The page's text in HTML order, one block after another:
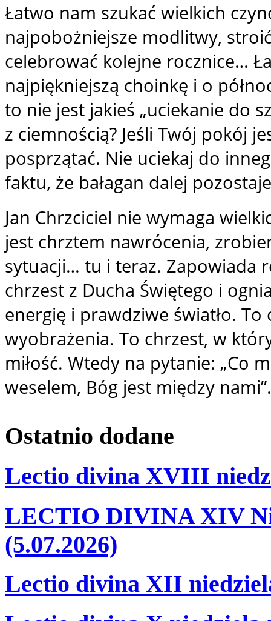
Łatwo nam szukać wielkich
najpobożniejsze modlitwy,
celebrować kolejne rocznice…
najpiękniejszą choinkę i o
to nie jest jakieś „uciekanie do
z ciemnością? Jeśli Twój pokój
posprzątać. Nie uciekaj do
faktu, że bałagan dalej
Jan Chrzciciel nie wymaga
jest chrztem nawrócenia,
sytuacji… tu i teraz. Zapowiada
chrzest z Ducha Świętego i
energię i prawdziwe światło.
wyobrażenia. To chrzest, w
miłość. Wtedy na pytanie: „Co
weselem, Bóg jest między nami”.
Ostatnio dodane
Lectio divina XVIII
LECTIO DIVINA XIV
(5.07.2026)
Lectio divina XII